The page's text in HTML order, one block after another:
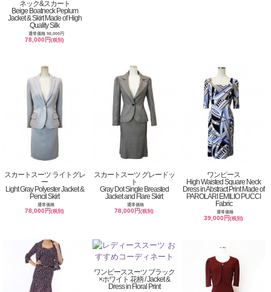
ネック&スカート
Beige Boatneck Peplum
Jacket & Skirt Made of High
Quality Silk
通常価格 98,000円
78,000円(税別)
スカートスーツ ライトグレ
ー
Light Gray Polyester Jacket &
Pencil Skirt
通常価格
78,000円(税別)
スカートスーツ グレードッ
ト
Gray Dot Single Breasted
Jacket and Flare Skirt
通常価格
78,000円(税別)
ワンピース
High Waisted Square Neck
Dress in Abstract Print Made of
PAROLARI EMILIO PUCCI
Fabric
通常価格
39,000円(税別)
ワンピーススーツ ブラック
×ホワイト 花柄 / Jacket &
Dress in Floral Print